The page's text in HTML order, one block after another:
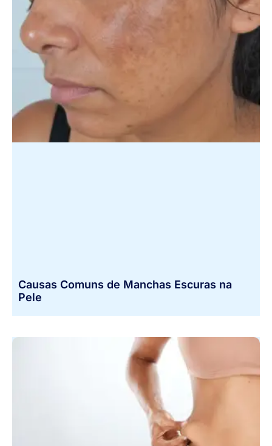
Causas Comuns de Manchas Escuras na
Pele